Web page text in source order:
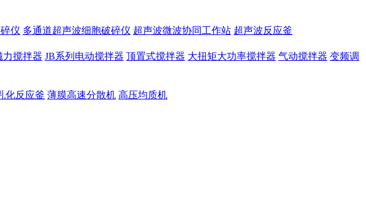
仪 多通道超声波细胞破碎仪 超声波微波协同工作站 超声波反应釜
力搅拌器 JB系列电动搅拌器 顶置式搅拌器 大扭矩大功率搅拌器 气动搅拌器 变频调
化反应釜 薄膜高速分散机 高压均质机